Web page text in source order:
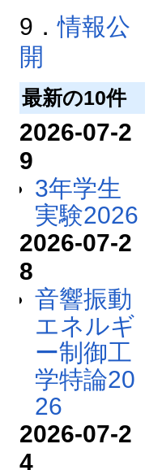
9．情報公
開
最新の10件
2026-07-2
9
3年学生
実験2026
2026-07-2
8
音響振動
エネルギ
ー制御工
学特論20
26
2026-07-2
4